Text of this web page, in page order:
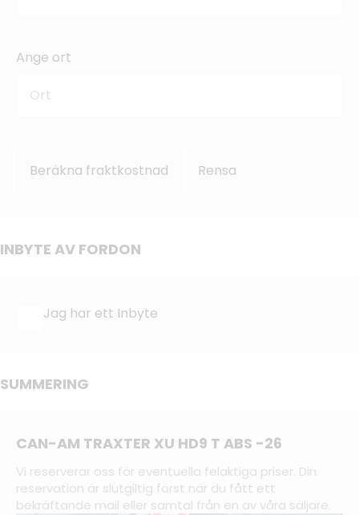
Ange ort
Beräkna fraktkostnad Rensa
INBYTE AV FORDON
Jag har ett Inbyte
SUMMERING
CAN-AM TRAXTER XU HD9 T ABS -26
Vi reserverar oss för eventuella felaktiga priser. Din
reservation är slutgiltig först när du fått ett
bekräftande mail eller samtal från en av våra säljare.